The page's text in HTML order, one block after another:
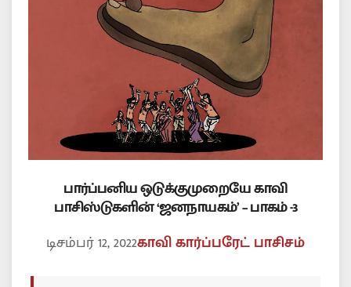
பார்ப்பனிய ஒடுக்குமுறையே காவி
பாசிஸ்டுகளின் ‘ஜனநாயகம்’ – பாகம் -3
டிசம்பர் 12, 2022காவி கார்ப்பரேட் பாசிசம்